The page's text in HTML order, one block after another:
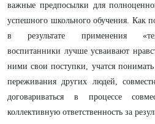
важные предпосылки для
успешного школьного обучения. Как
в результате применения
воспитанники лучше усваивают
ними свои поступки, учатся
переживания других людей,
договариваться в процессе
коллективную ответственность за